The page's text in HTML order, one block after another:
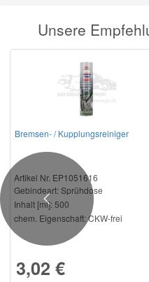
Unsere
Bremsen- / Kupplungsreiniger
Artikel Nr. EP1051616
Gebindeart:Sprühdose
Inhalt [ml]: 500
chem. Eigenschaft:CKW-frei
3,02 €
Previous